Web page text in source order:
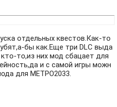
отдельных квестов.Как-то
бы как.Еще три DLC выда
то,из них мод сбацает для
и с самой игры можн
для МЕТРО2033.